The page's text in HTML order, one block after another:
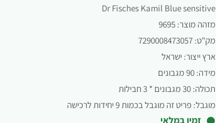
Dr Fisches Kamil Blue sensitive
מזהה מוצר: 9695
מק"ט: 7290008473057
ארץ ייצור: ישראל
מידה: 90 מגבונים
תכולה: 30 מגבונים * 3 חבילות
מוגבל: פריט זה מוגבל בכמות 9 יחידות לרכישה
זמין במלאי